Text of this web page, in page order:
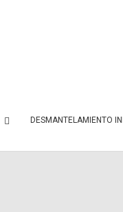
DESMANTELAMIENTO